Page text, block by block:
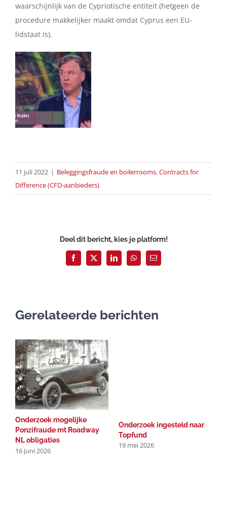
waarschijnlijk van de Cypriotische entiteit (hetgeen de
procedure makkelijker maakt omdat Cyprus een EU-
lidstaat is).
11 juli 2022 | Beleggingsfraude en boilerrooms,Contracts for
Difference (CFD-aanbieders)
Deel dit bericht, kies je platform!
Facebook
X LinkedInWhatsApp
E-
mail
Gerelateerde berichten
Onderzoek mogelijke
Ponzifraude mt Roadway
NL obligaties
16 juni 2026
Onderzoek ingesteld naar
Topfund
19 mei 2026